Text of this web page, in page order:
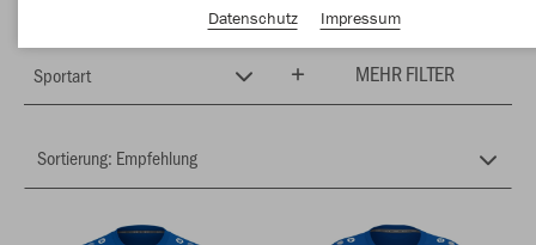
Style
Sportart MEHR FILTER
Datenschutz
Impressum